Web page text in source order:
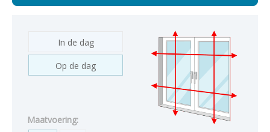
In de dag
Op de dag
Maatvoering: